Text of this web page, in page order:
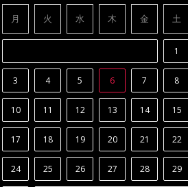
月 火 水 木 金 土
1
3 4 5 6 7 8
10 11 12 13 14 15
17 18 19 20 21 22
24 25 26 27 28 29